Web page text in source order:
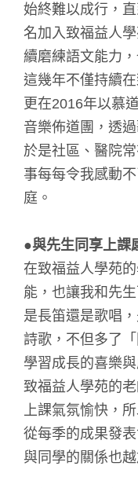
始終難以成行，
名加入致福益人
續磨練語文能力
這幾年不僅持續
更在2016年以慕
音樂佈道團，透
於是社區、醫院
事每每令我感動
庭。
●與先生同享上課
在致福益人學苑
能，也讓我和先
是長笛還是歌唱
詩歌，不但多了
學習成長的喜樂與
致福益人學苑的
上課氣氛愉快，
從每季的成果發
與同學的關係也越